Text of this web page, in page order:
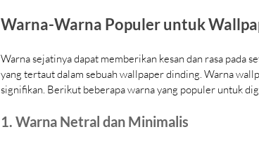
Warna-Warna Populer untuk
Warna sejatinya dapat memberikan kesan dan rasa pada
yang tertaut dalam sebuah wallpaper dinding. Warna
signifikan. Berikut beberapa warna yang populer untuk
1. Warna Netral dan Minimalis